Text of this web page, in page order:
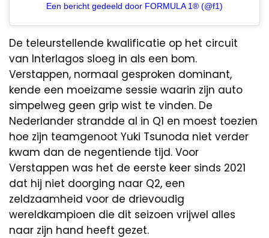
Een bericht gedeeld door FORMULA 1® (@f1)
De teleurstellende kwalificatie op het circuit
van Interlagos sloeg in als een bom.
Verstappen, normaal gesproken dominant,
kende een moeizame sessie waarin zijn auto
simpelweg geen grip wist te vinden. De
Nederlander strandde al in Q1 en moest toezien
hoe zijn teamgenoot Yuki Tsunoda niet verder
kwam dan de negentiende tijd. Voor
Verstappen was het de eerste keer sinds 2021
dat hij niet doorging naar Q2, een
zeldzaamheid voor de drievoudig
wereldkampioen die dit seizoen vrijwel alles
naar zijn hand heeft gezet.